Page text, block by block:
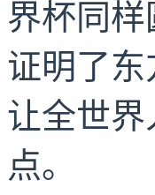
界杯同
证明了
让全世
点。